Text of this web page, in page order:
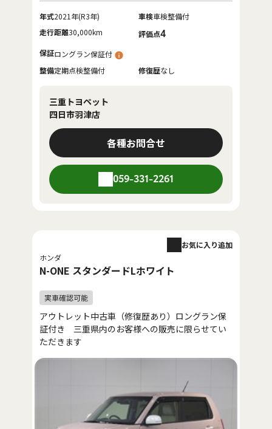
年式2021年(R3年) 車検車検整備付
走行距離30,000km 評価点4
保証ロングラン保証付
整備定期点検整備付 修復歴なし
三重トヨペット
四日市羽津店
各種お問合せ
059-331-2261
ホンダ
N-ONE スタンダードLホワイト
お気に入り追加
アウトレット中古車（修復歴あり）ロングラン保
証付き 三重県内のお客様への販売に限らせてい
ただきます